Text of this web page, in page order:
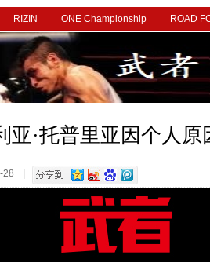
RIZIN ONE Championship ROAD
亚·托普里亚因个人
28